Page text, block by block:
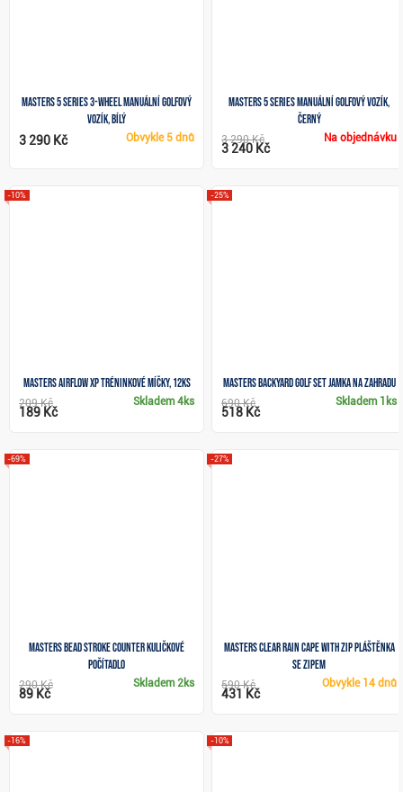
Masters 5 Series 3-wheel manuální golfový
vozík, bílý
Obvykle 5 dnů
3 290 Kč
Masters 5 Series manuální golfový vozík,
černý
Na objednávku
3 290 Kč
3 240 Kč
Masters Airflow XP tréninkové míčky, 12ks
-10%
Skladem4ks
209 Kč
189 Kč
Masters Backyard Golf Set jamka na zahradu
-25%
Skladem 1ks
690 Kč
518 Kč
Masters Bead Stroke Counter kuličkové
počítadlo
-69%
Skladem 2ks
290 Kč
89 Kč
Masters Clear Rain Cape with Zip pláštěnka
se zipem
-27%
Obvykle 14 dnů
590 Kč
431 Kč
-16% -10%